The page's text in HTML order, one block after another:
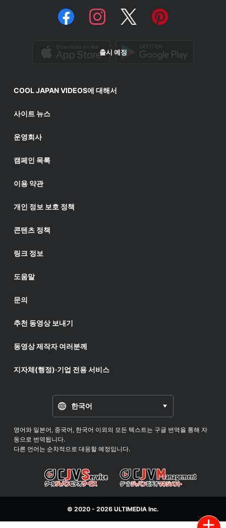
출시 예정
COOL JAPAN VIDEOS에 대해서
사이트 뉴스
운영회사
캠페인 목록
이용 약관
개인 정보 보호 정책
콘텐츠 정책
링크 정보
도움말
문의
추천 동영상 보내기
동영상 제작자 여러분께
지자체(행정)·기업 전용 서비스
한국어
영어와 일본어, 중국어, 한국어 이외의 모든 텍스트는 구글 번역을 통해 자
동으로 번역됩니다.
다른 언어는 순차적으로 대응할 예정입니다.
© 2020 - 2026 ULTIMEDIA Inc.